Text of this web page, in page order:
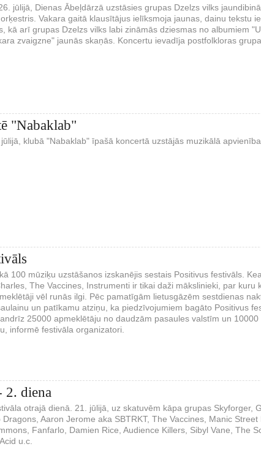
jūlijā, Dienas Ābeļdārzā uzstāsies grupas Dzelzs vilks
Vakara gaitā klausītājus ielīksmoja jaunas, dainu tekstu
kā arī grupas Dzelzs vilks labi zināmās dziesmas no albumiem
zvaigzne" jaunās skaņās. Koncertu ievadīja postfolkloras grupa
"Nabaklab"
klubā "Nabaklab" īpašā koncertā uzstājās muzikālā
100 mūziķu uzstāšanos izskanējis sestais Positivus festivāls.
The Vaccines, Instrumenti ir tikai daži mākslinieki, par kuru
vēl runās ilgi. Pēc pamatīgām lietusgāzēm sestdienas
un patīkamu atziņu, ka piedzīvojumiem bagāto Positivus
25000 apmeklētāju no daudzām pasaules valstīm un 10000
informē festivāla organizatori.
2. diena
otrajā dienā. 21. jūlijā, uz skatuvēm kāpa grupas Skyforger,
Aaron Jerome aka SBTRKT, The Vaccines, Manic Street
Fanfarlo, Damien Rice, Audience Killers, Sibyl Vane, The
u.c.